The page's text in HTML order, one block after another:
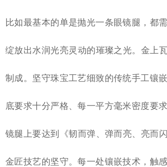
比如最基本的单是抛光一条眼镜腿，都
绽放出水润光亮灵动的璀璨之光。金上
制成。坚守珠宝工艺细致的传统手工镶
底要求十分严格、每一平方毫米密度要
镜腿上要达到《韧而弹、弹而亮、亮而
金匠技艺的坚守。每一处镶嵌技术，触